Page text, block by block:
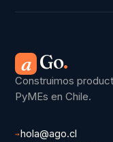
a Go.
Construimos
PyMEs en Chile.
→hola@ago.cl